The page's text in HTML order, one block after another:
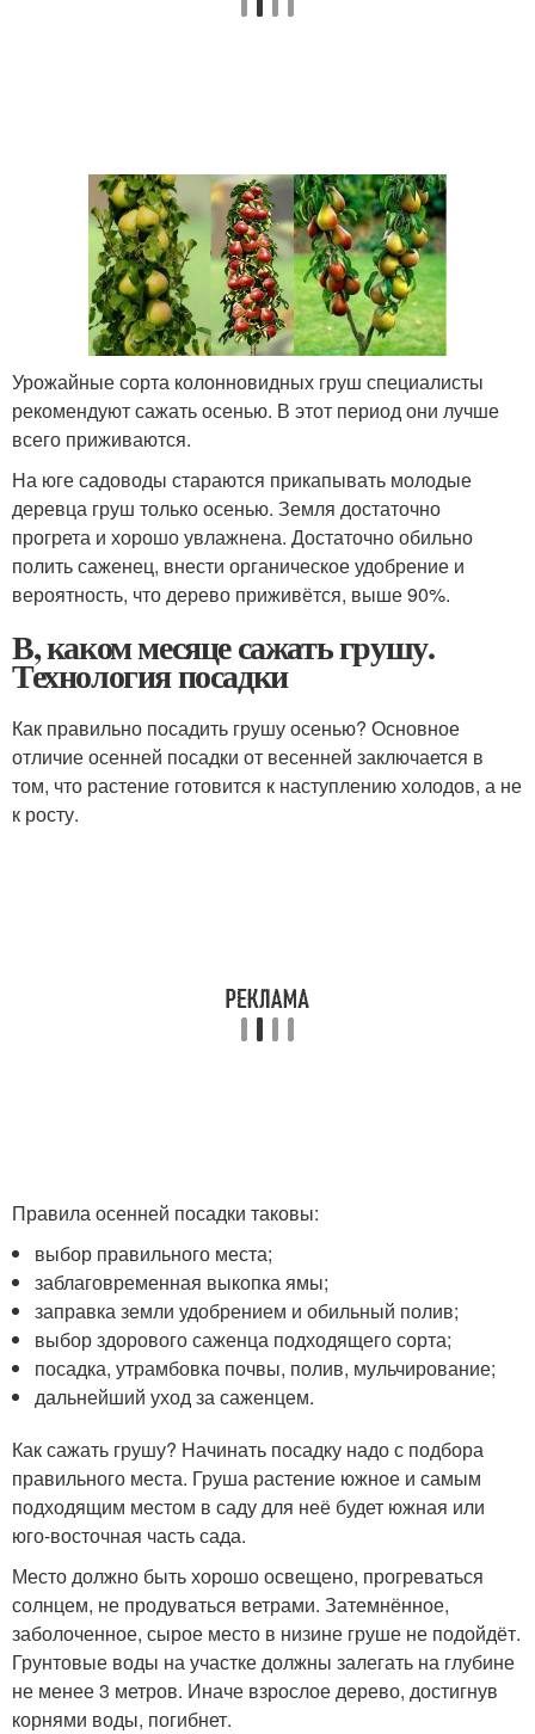
Урожайные сорта колонновидных груш специалисты
рекомендуют сажать осенью. В этот период они лучше
всего приживаются.
На юге садоводы стараются прикапывать молодые
деревца груш только осенью. Земля достаточно
прогрета и хорошо увлажнена. Достаточно обильно
полить саженец, внести органическое удобрение и
вероятность, что дерево приживётся, выше 90%.
В, каком месяце сажать грушу.
Технология посадки
Как правильно посадить грушу осенью? Основное
отличие осенней посадки от весенней заключается в
том, что растение готовится к наступлению холодов, а не
к росту.
Правила осенней посадки таковы:
выбор правильного места;
заблаговременная выкопка ямы;
заправка земли удобрением и обильный полив;
выбор здорового саженца подходящего сорта;
посадка, утрамбовка почвы, полив, мульчирование;
дальнейший уход за саженцем.
Как сажать грушу? Начинать посадку надо с подбора
правильного места. Груша растение южное и самым
подходящим местом в саду для неё будет южная или
юго-восточная часть сада.
Место должно быть хорошо освещено, прогреваться
солнцем, не продуваться ветрами. Затемнённое,
заболоченное, сырое место в низине груше не подойдёт.
Грунтовые воды на участке должны залегать на глубине
не менее 3 метров. Иначе взрослое дерево, достигнув
корнями воды, погибнет.